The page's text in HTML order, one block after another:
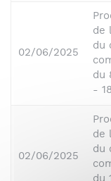
02/06/2025
de
du
du
-
02/06/2025
de
du
du